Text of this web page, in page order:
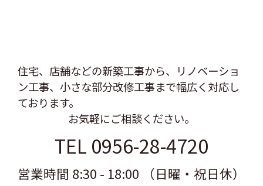
住宅、店舗などの新築工事から、リノベーショ
ン工事、 小さな部分改修工事まで幅広く対応し
ております。
お気軽にご相談ください。
TEL 0956-28-4720
営業時間 8:30 - 18:00 （日曜・祝日休）